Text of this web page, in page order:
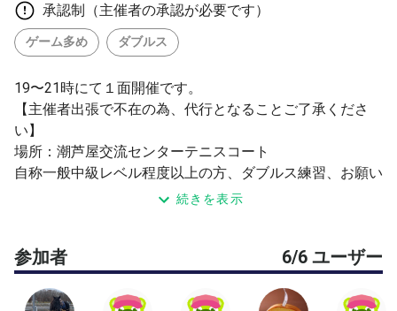
承認制（主催者の承認が必要です）
ゲーム多め ダブルス
19〜21時にて１面開催です。
【主催者出張で不在の為、代行となることご了承くださ
い】
場所：潮芦屋交流センターテニスコート
自称一般中級レベル程度以上の方、ダブルス練習、お願い
ダブルスの試合を４ゲームのみ（ノーアド）で回していき
ます。
続きを表示
参加者 6/6 ユーザー